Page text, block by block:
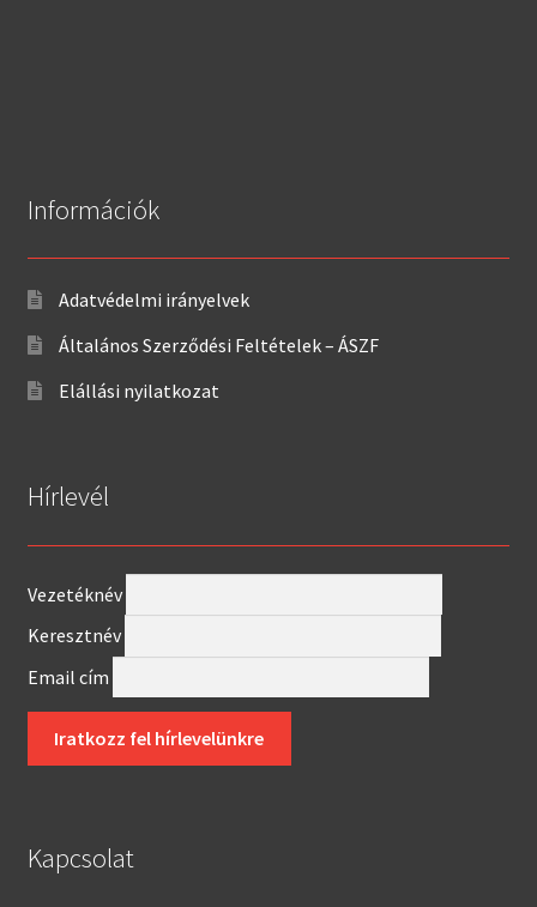
Információk
Adatvédelmi irányelvek
Általános Szerződési Feltételek – ÁSZF
Elállási nyilatkozat
Hírlevél
Vezetéknév
Keresztnév
Email cím
Kapcsolat